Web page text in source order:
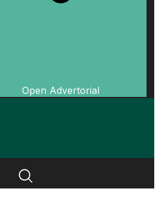
Open Advertorial